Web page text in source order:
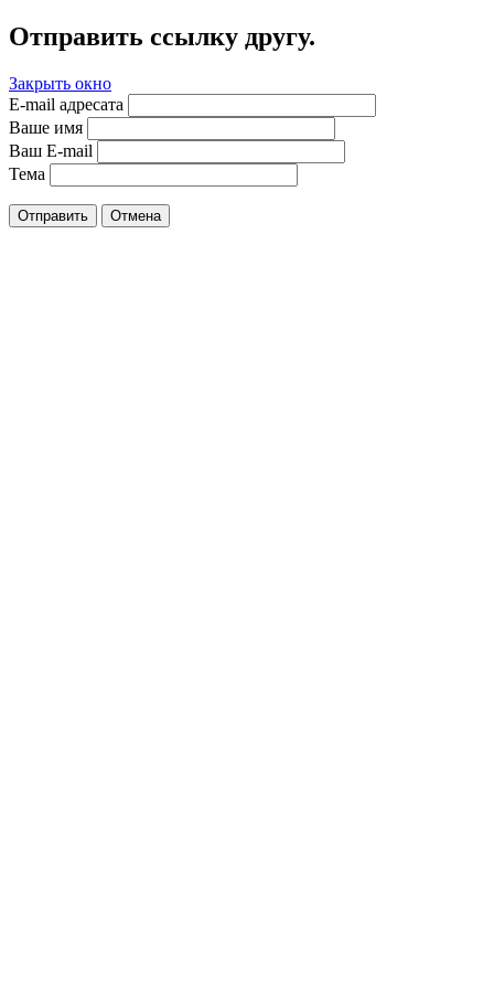
Отправить ссылку другу.
Закрыть окно
E-mail адресата
Ваше имя
Ваш E-mail
Тема
Отправить Отмена